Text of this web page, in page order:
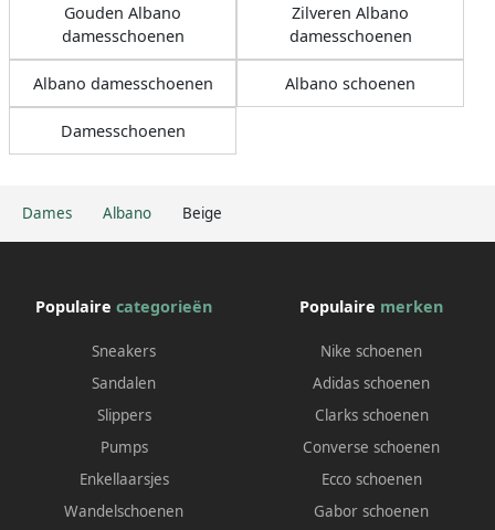
Dames Albano Beige
Gouden Albano
damesschoenen
Zilveren Albano
damesschoenen
Albano damesschoenen Albano schoenen
Damesschoenen
Populaire categorieën
Sneakers
Sandalen
Slippers
Pumps
Enkellaarsjes
Wandelschoenen
Populaire merken
Nike schoenen
Adidas schoenen
Clarks schoenen
Converse schoenen
Ecco schoenen
Gabor schoenen